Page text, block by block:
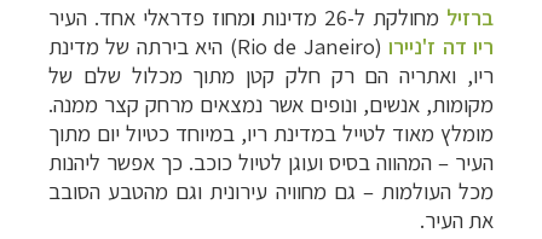
ברזיל מחולקת ל-26 מדינות ומחוז פדראלי אחד. העיר
ריו דה ז'ניירו(
Rio de Janeiro) היא בירתה של מדינת
ריו, ואתריה הם רק חלק קטן מתוך מכלול שלם של
מקומות, אנשים, ונופים אשר נמצאים מרחק קצר ממנה.
מומלץ מאוד לטייל במדינת ריו, במיוחד כטיול יום מתוך
העיר – המהווה בסיס ועוגן לטיול כוכב. כך אפשר ליהנות
מכל העולמות – גם מחוויה עירונית וגם מהטבע הסובב
את העיר.